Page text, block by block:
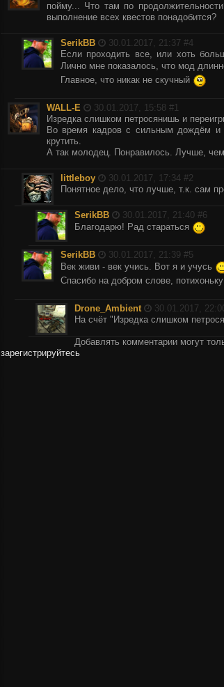
пойму... Что там по
выполнение всех квестов понадобится?
SerikBB 30.01.2017, 21:37 #4
Если проходить все, или хоть
Лично мне показалось, что мод
Главное, что никак не скучный
WALL-E 30.01.2017, 15:58 #1
Изредка слишком петросянишь и
Во время кадров с сильным дождём и
крутить.
А так молодец. Понравилось. Лучше,
littleboy 30.01.2017, 17:34 #2
Понятное дело, что лучше, т.к. сам
SerikBB 30.01.2017, 21:40 #6
Благодарю! Рад стараться
SerikBB 30.01.2017, 21:39 #5
Век живи - век учись. Вот я и учусь
Спасибо на добром слове,
Drone_Ambient 30.01.2017,
На счёт "Изредка слишком
Добавлять комментарии могут
зарегистрируйтесь